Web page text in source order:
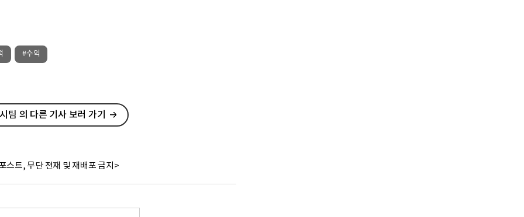
#수익
팀 의 다른 기사 보러 가기
스트, 무단 전재 및 재배포 금지>